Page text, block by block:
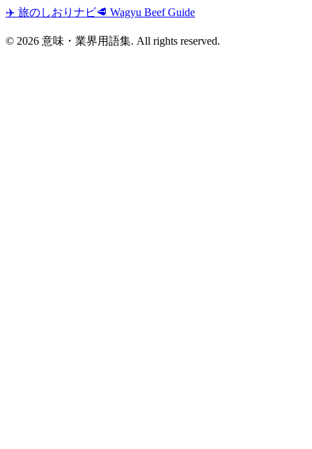
✈️ 旅のしおりナビ🥩 Wagyu Beef Guide
© 2026 意味・業界用語集. All rights reserved.